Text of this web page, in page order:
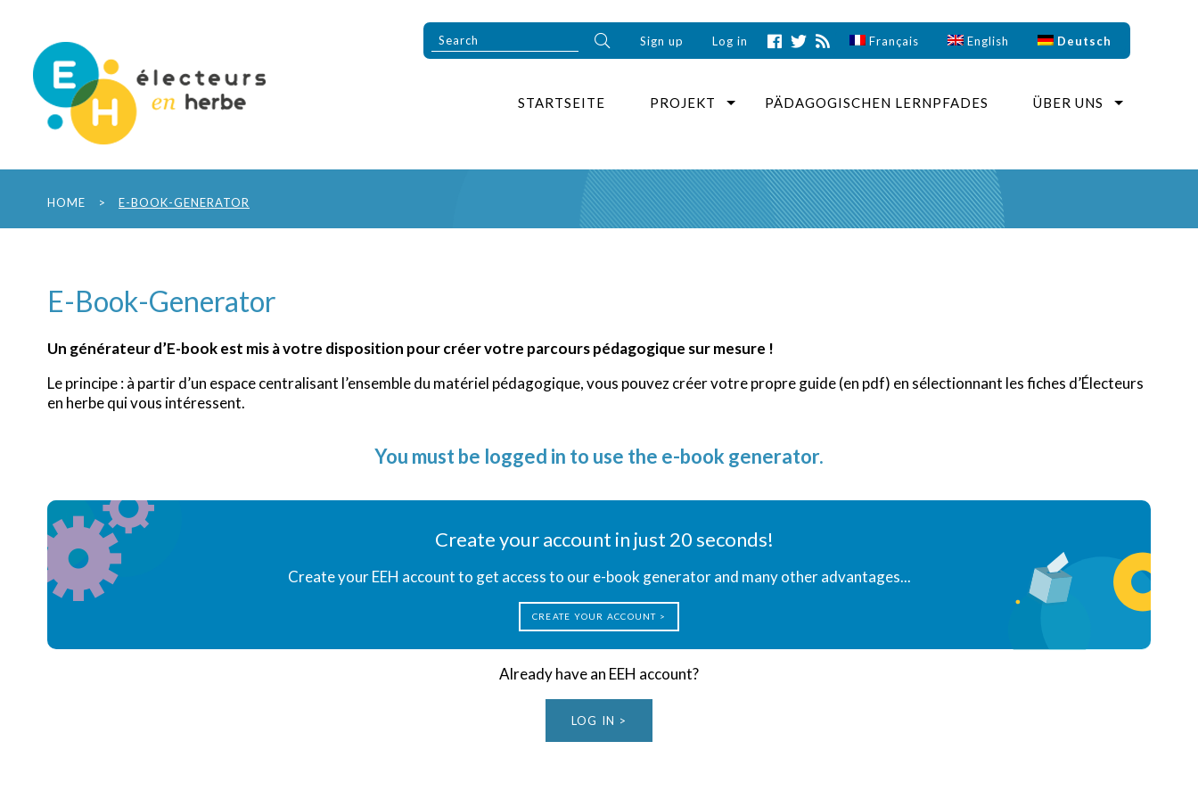
Sign up Log in Français English Deutsch
STARTSEITE PROJEKT PÄDAGOGISCHEN LERNPFADES ÜBER UNS
HOME > E-BOOK-GENERATOR
E-Book-Generator
Un générateur d’E-book est mis à votre disposition pour créer votre parcours pédagogique sur mesure !
Le principe : à partir d’un espace centralisant l’ensemble du matériel pédagogique, vous pouvez créer votre propre guide (en pdf) en sélectionnant les fiches d’Électeurs
en herbe qui vous intéressent.
You must be logged in to use the e-book generator.
Create your account in just 20 seconds!
Create your EEH account to get access to our e-book generator and many other advantages...
CREATE YOUR ACCOUNT >
Already have an EEH account?
LOG IN >